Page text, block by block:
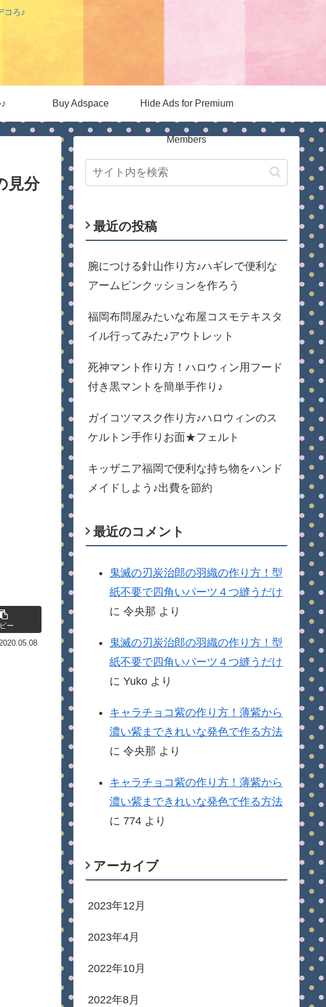
コろ♪
Buy Adspace Hide Ads for Premium
Members
見分
ー
2020.05.08
最近の投稿
腕につける針山作り方♪ハギレで便利な
アームピンクッションを作ろう
福岡布問屋みたいな布屋コスモテキスタ
イル行ってみた♪アウトレット
死神マント作り方！ハロウィン用フード
付き黒マントを簡単手作り♪
ガイコツマスク作り方♪ハロウィンのス
ケルトン手作りお面★フェルト
キッザニア福岡で便利な持ち物をハンド
メイドしよう♪出費を節約
最近のコメント
鬼滅の刃炭治郎の羽織の作り方！型
紙不要で四角いパーツ４つ縫うだけ
に 令央那 より
鬼滅の刃炭治郎の羽織の作り方！型
紙不要で四角いパーツ４つ縫うだけ
に Yuko より
キャラチョコ紫の作り方！薄紫から
濃い紫まできれいな発色で作る方法
に 令央那 より
キャラチョコ紫の作り方！薄紫から
濃い紫まできれいな発色で作る方法
に 774 より
アーカイブ
2023年12月
2023年4月
2022年10月
2022年8月